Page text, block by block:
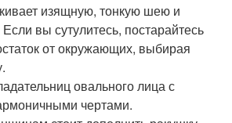
изящную, тонкую шею и
вы сутулитесь, постарайтесь
от окружающих, выбирая
овального лица с
чертами.